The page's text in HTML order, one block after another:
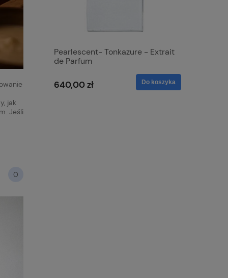
jak
Jeśli
0
koszyka
Pearlescent- Tonkazure - Extrait
de Parfum
640,00 zł Do koszyka